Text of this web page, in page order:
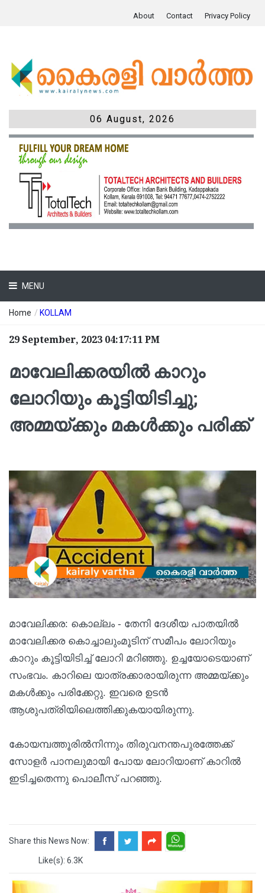
About Contact Privacy Policy
06 August, 2026
MENU
Home / KOLLAM
29 September, 2023 04:17:11 PM
മാവേലിക്കരയിൽ കാറും
ലോറിയും കൂട്ടിയിടിച്ചു;
അമ്മയ്ക്കും മകൾക്കും പരിക്ക്
മാവേലിക്കര: കൊല്ലം - തേനി ദേശീയ പാതയിൽ
മാവേലിക്കര കൊച്ചാലുംമൂടിന് സമീപം ലോറിയും
കാറും കൂട്ടിയിടിച്ച് ലോറി മറിഞ്ഞു. ഉച്ചയോടെയാണ്
സംഭവം. കാറിലെ യാത്രക്കാരായിരുന്ന അമ്മയ്ക്കും
മകൾക്കും പരിക്കേറ്റു. ഇവരെ ഉടൻ
ആശുപത്രിയിലെത്തിക്കുകയായിരുന്നു.
കോയമ്പത്തൂരിൽനിന്നും തിരുവനന്തപുരത്തേക്ക്
സോളർ പാനലുമായി പോയ ലോറിയാണ് കാറിൽ
ഇടിച്ചതെന്നു പൊലീസ് പറഞ്ഞു.
Share this News Now:
Like(s): 6.3K